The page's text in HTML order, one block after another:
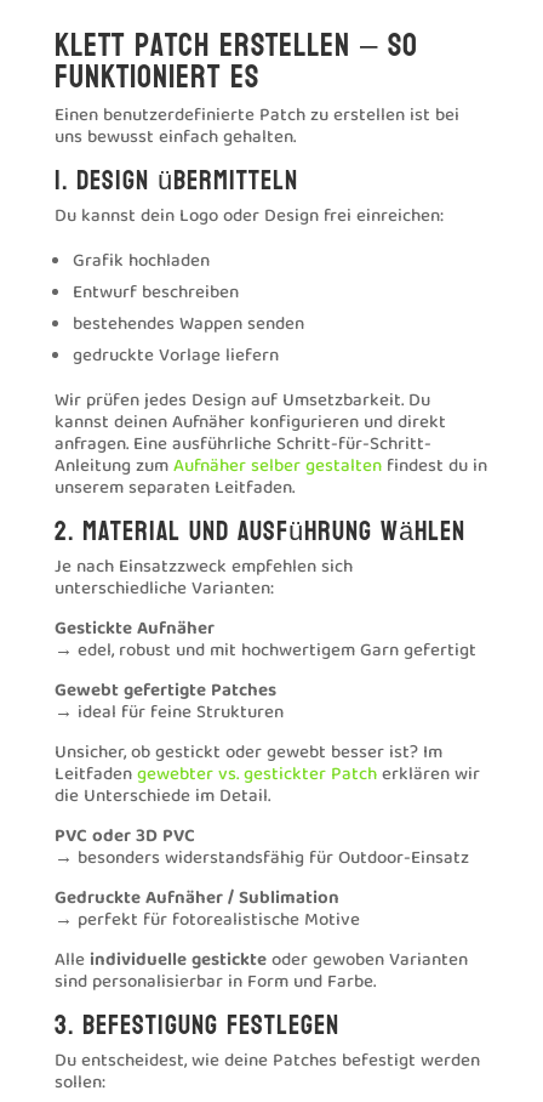
Klett Patch erstellen – so
funktioniert es
Einen benutzerdefinierte Patch zu erstellen ist bei
uns bewusst einfach gehalten.
1. Design übermitteln
Du kannst dein Logo oder Design frei einreichen:
Grafik hochladen
Entwurf beschreiben
bestehendes Wappen senden
gedruckte Vorlage liefern
Wir prüfen jedes Design auf Umsetzbarkeit. Du
kannst deinen Aufnäher konfigurieren und direkt
anfragen. Eine ausführliche Schritt-für-Schritt-
Anleitung zumAufnäher selber gestaltenfindest du in
unserem separaten Leitfaden.
2. Material und Ausführung wählen
Je nach Einsatzzweck empfehlen sich
unterschiedliche Varianten:
Gestickte Aufnäher
→ edel, robust und mit hochwertigem Garn gefertigt
Gewebt gefertigte Patches
→ ideal für feine Strukturen
Unsicher, ob gestickt oder gewebt besser ist? Im
Leitfadengewebter vs. gestickter Patcherklären wir
die Unterschiede im Detail.
PVC oder 3D PVC
→ besonders widerstandsfähig für Outdoor-Einsatz
Gedruckte Aufnäher / Sublimation
→ perfekt für fotorealistische Motive
Alleindividuelle gestickteoder gewoben Varianten
sind personalisierbar in Form und Farbe.
3. Befestigung festlegen
Du entscheidest, wie deine Patches befestigt werden
sollen: